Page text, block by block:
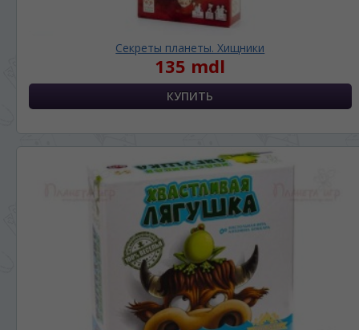
Секреты планеты. Хищники
135 mdl